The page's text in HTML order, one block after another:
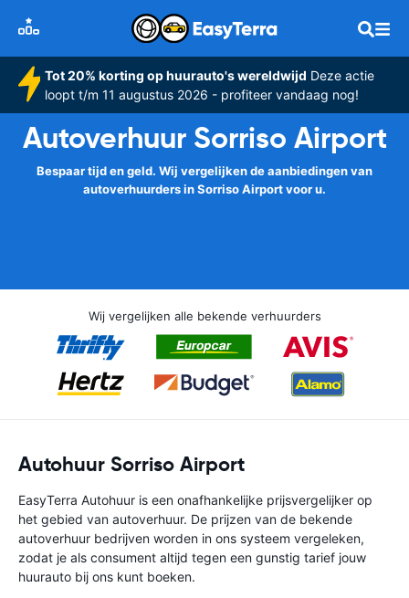
Tot 20% korting op huurauto's wereldwijd Deze actie
loopt t/m 11 augustus 2026 - profiteer vandaag nog!
Autoverhuur Sorriso Airport
Bespaar tijd en geld. Wij vergelijken de aanbiedingen van
autoverhuurders in Sorriso Airport voor u.
Wij vergelijken alle bekende verhuurders
Autohuur Sorriso Airport
EasyTerra Autohuur is een onafhankelijke prijsvergelijker op
het gebied van autoverhuur. De prijzen van de bekende
autoverhuur bedrijven worden in ons systeem vergeleken,
zodat je als consument altijd tegen een gunstig tarief jouw
huurauto bij ons kunt boeken.